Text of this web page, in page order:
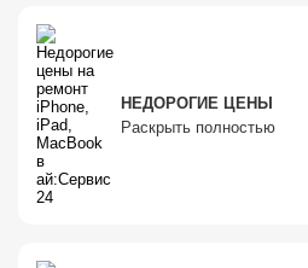
НЕДОРОГИЕ ЦЕНЫ
Раскрыть полностью